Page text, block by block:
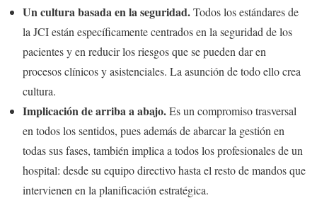
Un cultura basada en la seguridad.Todos los estándares de
la JCI están específicamente centrados en la seguridad de los
pacientes y en reducir los riesgos que se pueden dar en
procesos clínicos y asistenciales. La asunción de todo ello crea
cultura.
Implicación de arriba a abajo.Es un compromiso trasversal
en todos los sentidos, pues además de abarcar la gestión en
todas sus fases, también implica a todos los profesionales de un
hospital: desde su equipo directivo hasta el resto de mandos que
intervienen en la planificación estratégica.